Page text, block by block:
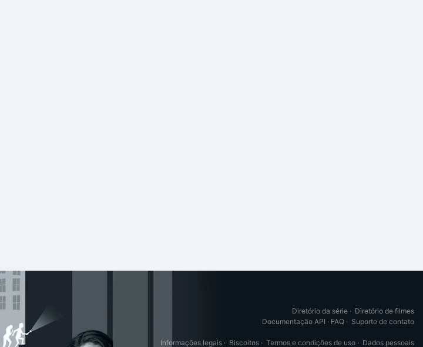
Diretório da série · Diretório de filmes
Documentação API · FAQ · Suporte de contato
Informações legais · Biscoitos · Termos e condições de uso · Dados pessoais